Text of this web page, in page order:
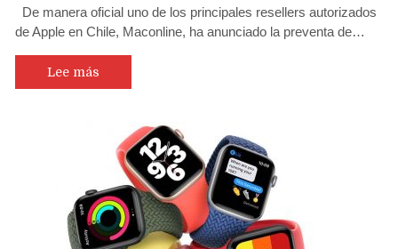
De manera oficial uno de los principales resellers autorizados
de Apple en Chile, Maconline, ha anunciado la preventa de…
Lee más